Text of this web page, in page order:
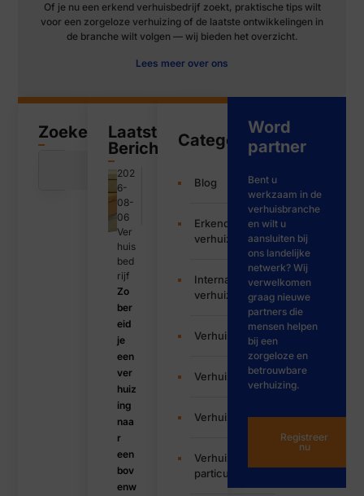
Of je nu een erkend verhuisbedrijf zoekt, praktische tips wilt
voor een zorgeloze verhuizing of de laatste ontwikkelingen in
de branche wilt volgen — wij bieden het overzicht.
Lees meer over ons
Zoeken
Laatste
Bericht
202
6-
08-
06
Ver
huis
bed
rijf
Zo
ber
eid
je
een
ver
huiz
ing
naa
r
een
bov
enw
Categorieën
Blog
Erkende
verhuizers
Internationale
verhuizing
Verhuisbedrijf
Verhuisservice
Verhuizen
Verhuizing
particulier
Word
partner
Bent u
werkzaam in de
verhuisbranche
en wilt u
aansluiten bij
ons landelijke
netwerk? Wij
verwelkomen
graag nieuwe
partners die
mensen helpen
bij een
zorgeloze en
betrouwbare
verhuizing.
Registreer
nu